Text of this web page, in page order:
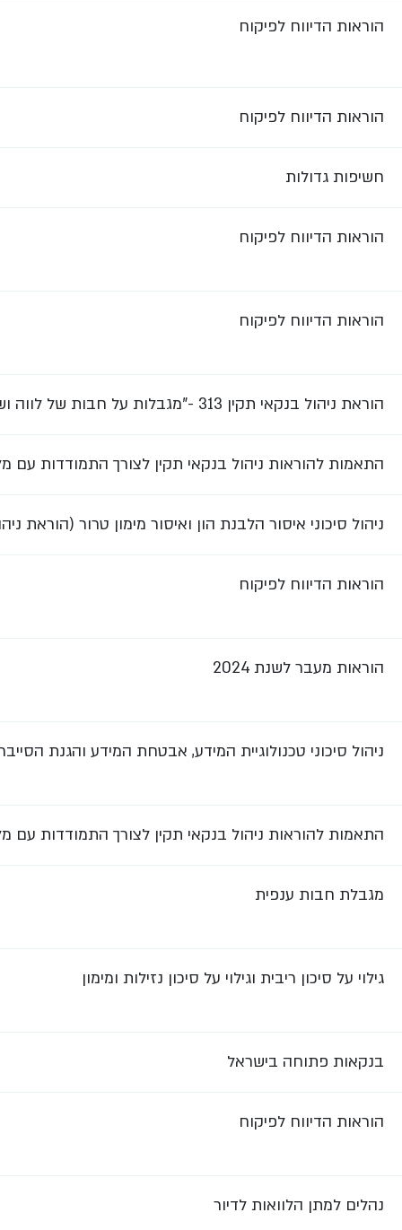
הוראות הדיווח לפיקוח
הוראות הדיווח לפיקוח
חשיפות גדולות
הוראות הדיווח לפיקוח
הוראות הדיווח לפיקוח
הוראת ניהול בנקאי תקין 313 -"מגבלות על חבות של לווה ושל קבוצת לווים"
התאמות להוראות ניהול בנקאי תקין לצורך התמודדות
ניהול סיכוני איסור הלבנת הון ואיסור מימון טרור (הוראת ניהול
הוראות הדיווח לפיקוח
הוראות מעבר לשנת 2024
ניהול סיכוני טכנולוגיית המידע, אבטחת המידע והגנת
התאמות להוראות ניהול בנקאי תקין לצורך התמודדות
מגבלת חבות ענפית
גילוי על סיכון ריבית וגילוי על סיכון נזילות ומימון
בנקאות פתוחה בישראל
הוראות הדיווח לפיקוח
נהלים למתן הלוואות לדיור